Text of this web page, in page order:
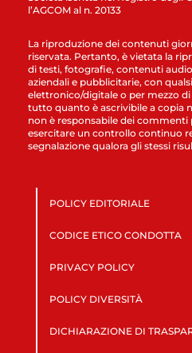
l’AGCOM al n. 20133
La riproduzione dei contenuti
riservata. Pertanto, è vietata la
di testi, fotografie, contenuti
aziendali e pubblicitarie, con
elettronico/digitale o per mezzo
tutto quanto è ascrivibile a copia
non è responsabile dei
esercitare un controllo continuo
segnalazione qualora gli stessi
POLICY EDITORIALE
CODICE ETICO CONDOTTA
PRIVACY POLICY
POLICY DIVERSITÀ
DICHIARAZIONE DI